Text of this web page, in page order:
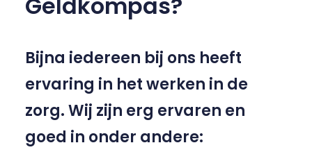
Bijna iedereen bij ons heeft
ervaring in het werken in de
zorg. Wij zijn erg ervaren en
goed in onder andere: